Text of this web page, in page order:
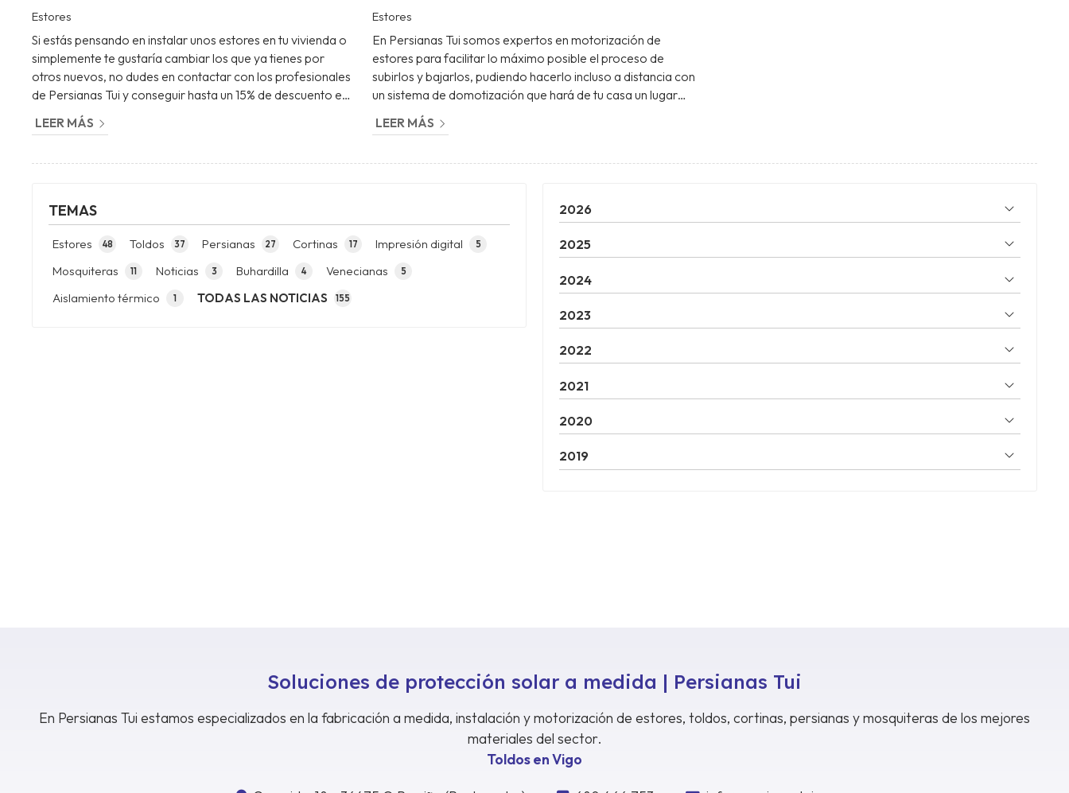
TEMAS
TODAS LAS NOTICIAS 155
Estores 48 Toldos 37 Persianas 27 Cortinas 17 Impresión digital 5
Mosquiteras 11 Noticias 3 Buhardilla 4 Venecianas 5
Aislamiento térmico 1
Estores
Si estás pensando en instalar unos estores en tu vivienda o
simplemente te gustaría cambiar los que ya tienes por
otros nuevos, no dudes en contactar con los profesionales
de Persianas Tui y conseguir hasta un 15% de descuento en
la compra, instalación y motorización de los nuevos
estores. Los profesionales que formamos el equipo de
experiencia en la fabricación e instalación de todo tipo de
LEER MÁS
Estores
En Persianas Tui somos expertos en motorización de
estores para facilitar lo máximo posible el proceso de
subirlos y bajarlos, pudiendo hacerlo incluso a distancia con
un sistema de domotización que hará de tu casa un lugar
mucho más accesible y moderno. Motorizar los estores
implica dejar de lado el sistema manual de manejo de los
medio de un interruptor, un mando a distancia o incluso
LEER MÁS
2026
2025
2024
2023
2022
2021
2020
2019
Soluciones de protección solar a medida | Persianas Tui
En Persianas Tui estamos especializados en la fabricación a medida, instalación y motorización de estores, toldos, cortinas, persianas y mosquiteras de los mejores
materiales del sector.
Toldos en Vigo